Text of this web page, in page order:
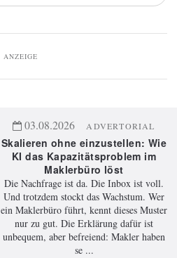
ANZEIGE
03.08.2026 ADVERTORIAL
Skalieren ohne einzustellen: Wie
KI das Kapazitätsproblem im
Maklerbüro löst
Die Nachfrage ist da. Die Inbox ist voll.
Und trotzdem stockt das Wachstum. Wer
ein Maklerbüro führt, kennt dieses Muster
nur zu gut. Die Erklärung dafür ist
unbequem, aber befreiend: Makler haben
se ...